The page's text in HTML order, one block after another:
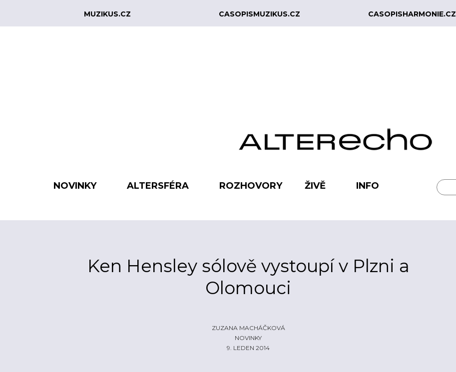
MUZIKUS.CZ CASOPISMUZIKUS.CZ CASOPISHARMONIE.CZ
NOVINKY ALTERSFÉRA ROZHOVORY ŽIVĚ INFO
Ken Hensley sólově vystoupí v Plzni a
Olomouci
ZUZANA MACHÁČKOVÁ
NOVINKY
9. LEDEN 2014